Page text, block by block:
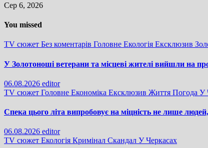
Сер 6, 2026
You missed
TV сюжет Без коментарів Головне Екологія Ексклюзив
У Золотоноші ветерани та місцеві жителі вийшли на
06.08.2026 editor
TV сюжет Головне Економіка Ексклюзив Життя Погода У
Спека цього літа випробовує на міцність не лише
06.08.2026 editor
TV сюжет Екологія Кримінал Скандал У Черкасах